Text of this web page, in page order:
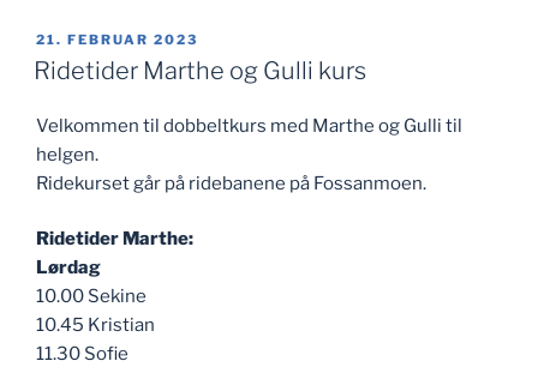
PUBLISERT
21. FEBRUAR 2023
Ridetider Marthe og Gulli kurs
Velkommen til dobbeltkurs med Marthe og Gulli til
helgen.
Ridekurset går på ridebanene på Fossanmoen.
Ridetider Marthe:
Lørdag
10.00 Sekine
10.45 Kristian
11.30 Sofie